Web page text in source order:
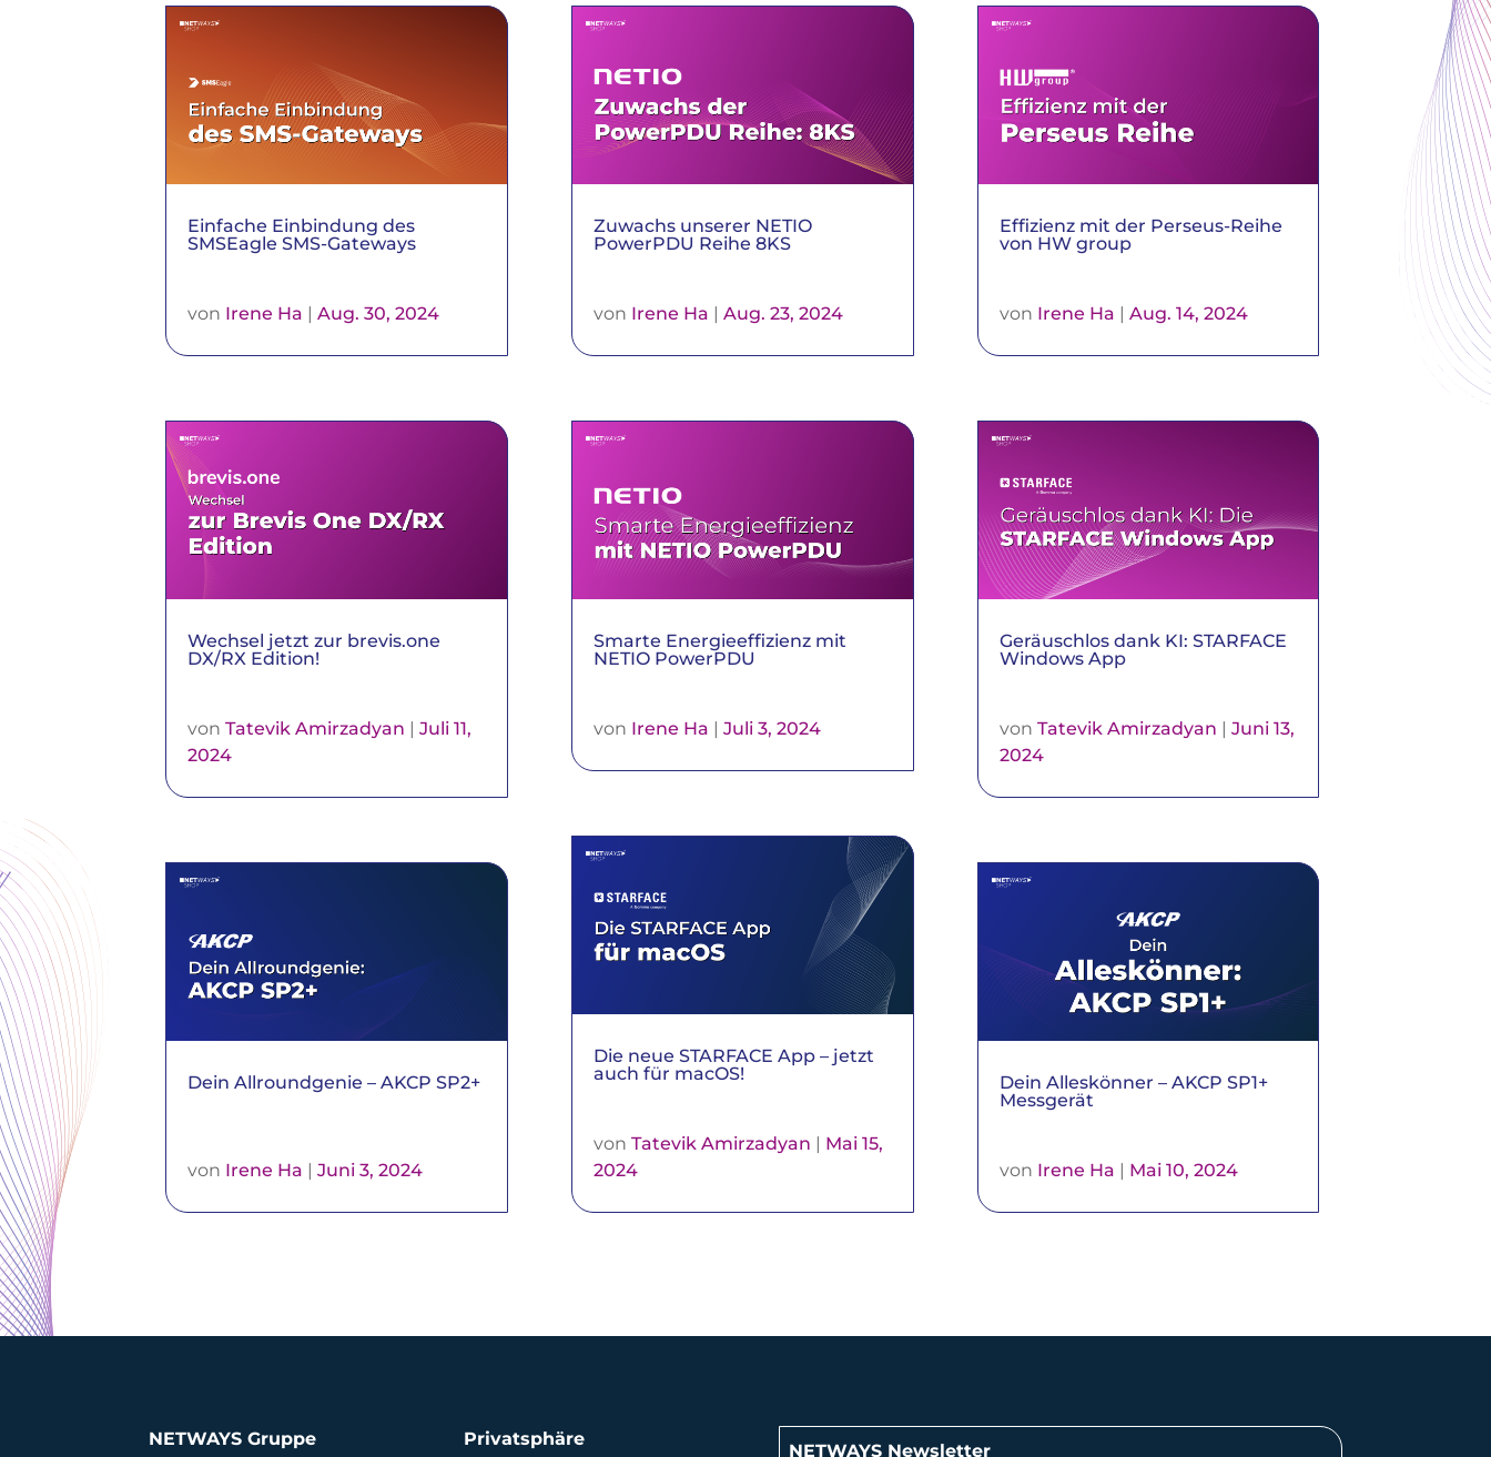
Einfache Einbindung des
SMSEagle SMS-Gateways
von Irene Ha |Aug. 30, 2024
Wechsel jetzt zur brevis.one
DX/RX Edition!
vonTatevik Amirzadyan |Juli 11,
2024
Dein Allroundgenie – AKCP SP2+
von Irene Ha |Juni 3, 2024
Zuwachs unserer NETIO
PowerPDU Reihe 8KS
von Irene Ha |Aug. 23, 2024
Smarte Energieeffizienz mit
NETIO PowerPDU
von Irene Ha |Juli 3, 2024
Die neue STARFACE App – jetzt
auch für macOS!‌ ‌ ‌ ‌ ‌ ‌
vonTatevik Amirzadyan
Mai 15,
2024
Effizienz mit der Perseus-Reihe
von HW group
von Irene Ha |Aug. 14, 2024
Geräuschlos dank KI: STARFACE
Windows App
vonTatevik Amirzadyan |Juni 13,
2024
Dein Alleskönner – AKCP SP1+
Messgerät
von Irene Ha Mai 10, 2024
NETWAYS Gruppe Privatsphäre
NETWAYS Newsletter